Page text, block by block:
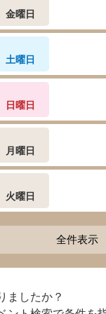
金曜日
土曜日
日曜日
月曜日
火曜日
全件表示
ましたか？